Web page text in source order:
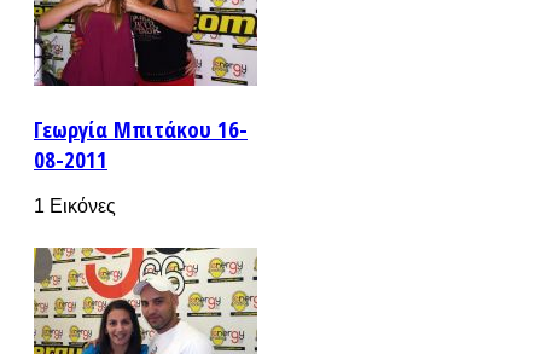
Γεωργία Μπιτάκου 16-
08-2011
1 Εικόνες